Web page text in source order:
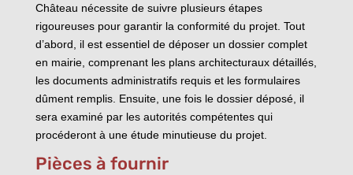
Château nécessite de suivre plusieurs étapes
rigoureuses pour garantir la conformité du projet. Tout
d’abord, il est essentiel de déposer un dossier complet
en mairie, comprenant les plans architecturaux détaillés,
les documents administratifs requis et les formulaires
dûment remplis. Ensuite, une fois le dossier déposé, il
sera examiné par les autorités compétentes qui
procéderont à une étude minutieuse du projet.
Pièces à fournir